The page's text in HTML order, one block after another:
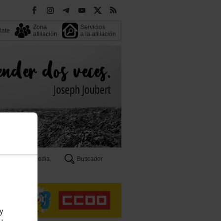
Zona
afiliación
Servicios
a la afiliación
Multimedia
Buscador